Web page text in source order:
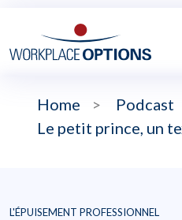
Home > Podcast
Le petit prince, un
L'ÉPUISEMENT PROFESSIONNEL